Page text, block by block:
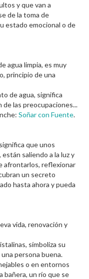
y que van a
de la toma de
estado emocional o de
agua limpia, es muy
principio de una
de agua, significa
de las preocupaciones...
Soñar con Fuente.
que unos
saliendo a la luz y
afrontarlos, reflexionar
un secreto
hasta ahora y pueda
vida, renovación y
símboliza su
persona buena.
o en entornos
bañera, un río que se